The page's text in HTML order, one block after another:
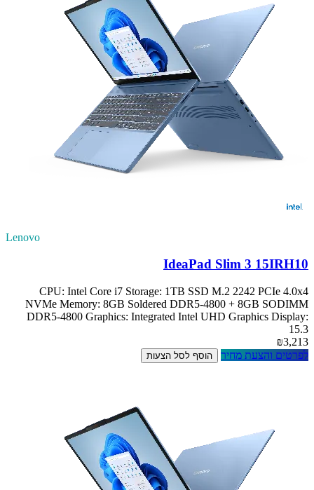
Lenovo
IdeaPad Slim 3 15IRH10
CPU: Intel Core i7 Storage: 1TB SSD M.2 2242 PCIe 4.0x4
NVMe Memory: 8GB Soldered DDR5-4800 + 8GB SODIMM
DDR5-4800 Graphics: Integrated Intel UHD Graphics Display:
15.3
₪3,213
לפרטים והצעת מחיר
הוסף לסל הצעות